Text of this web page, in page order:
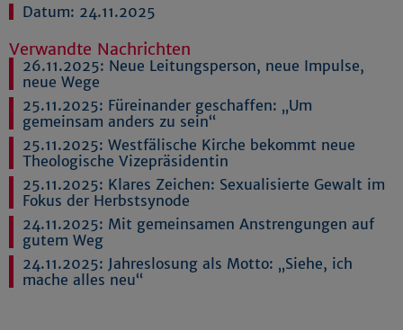
Datum: 24.11.2025
Verwandte Nachrichten
26.11.2025: Neue Leitungsperson, neue Impulse,
neue Wege
25.11.2025: Füreinander geschaffen: „Um
gemeinsam anders zu sein“
25.11.2025: Westfälische Kirche bekommt neue
Theologische Vizepräsidentin
25.11.2025: Klares Zeichen: Sexualisierte Gewalt im
Fokus der Herbstsynode
24.11.2025: Mit gemeinsamen Anstrengungen auf
gutem Weg
24.11.2025: Jahreslosung als Motto: „Siehe, ich
mache alles neu“